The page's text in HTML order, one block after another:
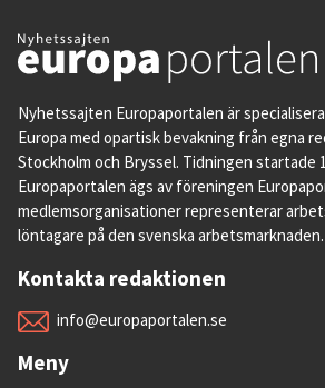
Nyhetssajten Europaportalen är
Europa med opartisk bevakning från egna
Stockholm och Bryssel. Tidningen startade
Europaportalen ägs av föreningen
medlemsorganisationer representerar
löntagare på den svenska arbetsmarknaden.
Kontakta redaktionen
info@europaportalen.se
Meny